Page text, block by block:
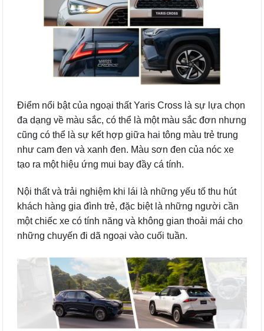
Điểm nổi bật của ngoại thất Yaris Cross là sự lựa chọn
đa dạng về màu sắc, có thể là một màu sắc đơn nhưng
cũng có thể là sự kết hợp giữa hai tông màu trẻ trung
như cam đen và xanh đen. Màu sơn đen của nóc xe
tạo ra một hiệu ứng mui bay đầy cá tính.
Nội thất và trải nghiệm khi lái là những yếu tố thu hút
khách hàng gia đình trẻ, đặc biệt là những người cần
một chiếc xe có tính năng và không gian thoải mái cho
những chuyến đi dã ngoại vào cuối tuần.